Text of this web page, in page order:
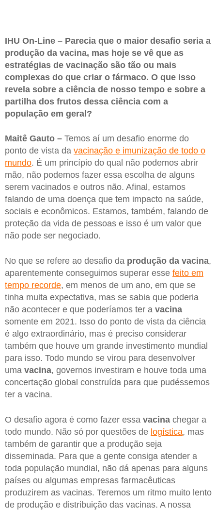
IHU On-Line – Parecia que o maior desafio seria a
produção da vacina, mas hoje se vê que as
estratégias de vacinação são tão ou mais
complexas do que criar o fármaco. O que isso
revela sobre a ciência de nosso tempo e sobre a
partilha dos frutos dessa ciência com a
população em geral?
Maitê Gauto – Temos aí um desafio enorme do
ponto de vista da vacinação e imunização de todo o
mundo. É um princípio do qual não podemos abrir
mão, não podemos fazer essa escolha de alguns
serem vacinados e outros não. Afinal, estamos
falando de uma doença que tem impacto na saúde,
sociais e econômicos. Estamos, também, falando de
proteção da vida de pessoas e isso é um valor que
não pode ser negociado.
No que se refere ao desafio da produção da vacina,
aparentemente conseguimos superar esse feito em
tempo recorde, em menos de um ano, em que se
tinha muita expectativa, mas se sabia que poderia
não acontecer e que poderíamos ter a vacina
somente em 2021. Isso do ponto de vista da ciência
é algo extraordinário, mas é preciso considerar
também que houve um grande investimento mundial
para isso. Todo mundo se virou para desenvolver
uma vacina, governos investiram e houve toda uma
concertação global construída para que pudéssemos
ter a vacina.
O desafio agora é como fazer essa vacina chegar a
todo mundo. Não só por questões de logística, mas
também de garantir que a produção seja
disseminada. Para que a gente consiga atender a
toda população mundial, não dá apenas para alguns
países ou algumas empresas farmacêuticas
produzirem as vacinas. Teremos um ritmo muito lento
de produção e distribuição das vacinas. A nossa